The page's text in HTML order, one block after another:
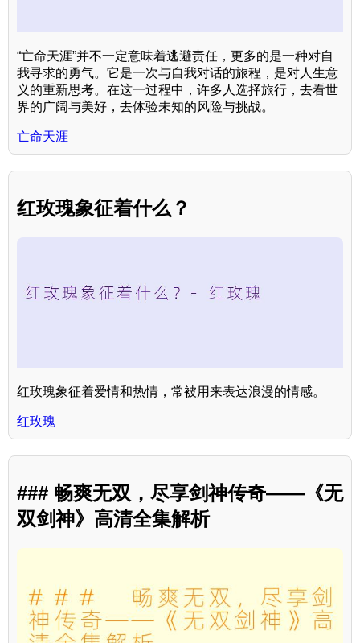
“亡命天涯”并不一定意味着逃避责任，更多的是一种对自
我寻求的勇气。它是一次与自我对话的旅程，是对人生意
义的重新思考。在这一过程中，许多人选择旅行，去看世
界的广阔与美好，去体验未知的风险与挑战。
亡命天涯
红玫瑰象征着什么？
红玫瑰象征着爱情和热情，常被用来表达浪漫的情感。
红玫瑰
### 畅爽无双，尽享剑神传奇——《无
双剑神》高清全集解析